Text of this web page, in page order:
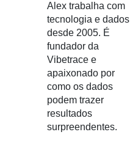
Alex trabalha com
tecnologia e dados
desde 2005. É
fundador da
Vibetrace e
apaixonado por
como os dados
podem trazer
resultados
surpreendentes.